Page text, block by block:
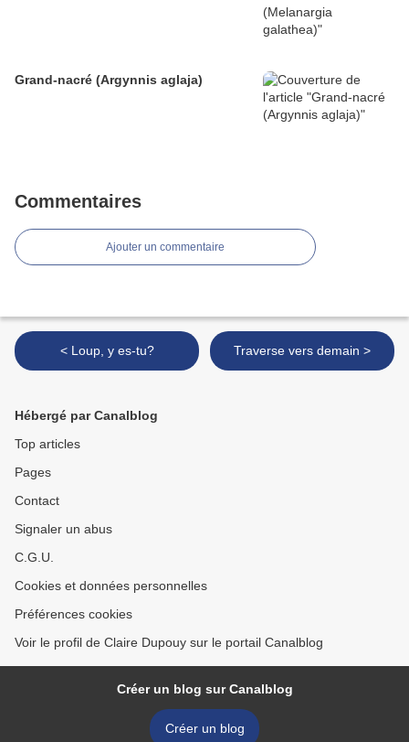
Grand-nacré (Argynnis aglaja)
Commentaires
Ajouter un commentaire
< Loup, y es-tu? Traverse vers demain >
Hébergé par Canalblog
Top articles
Pages
Contact
Signaler un abus
C.G.U.
Cookies et données personnelles
Préférences cookies
Voir le profil de Claire Dupouy sur le portail Canalblog
Créer un blog sur Canalblog
Créer un blog